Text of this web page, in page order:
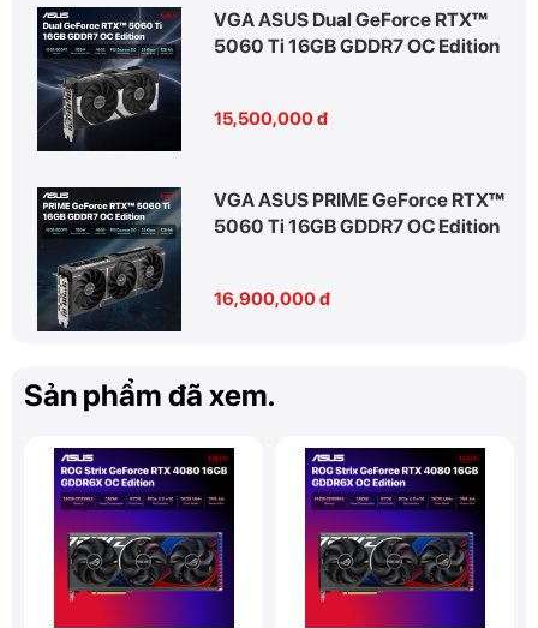
VGA ASUS Dual GeForce RTX™
5060 Ti 16GB GDDR7 OC Edition
15,500,000 đ
VGA ASUS PRIME GeForce RTX™
5060 Ti 16GB GDDR7 OC Edition
16,900,000 đ
Sản phẩm đã xem.